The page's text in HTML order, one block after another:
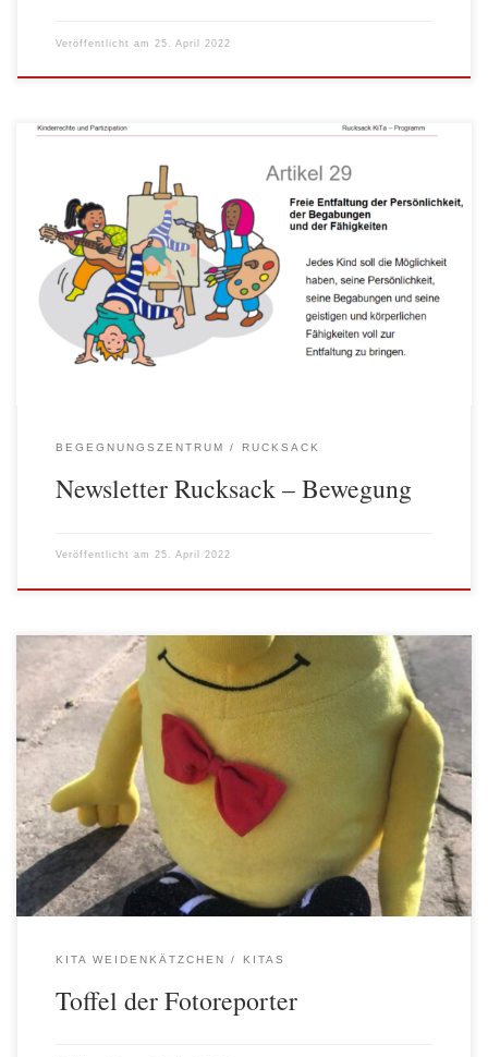
Veröffentlicht am 25. April 2022
Nach unserem letzten Thema „Körper“ schließt ein verwandtes
Thema an „die Bewegung“. Daher gibt es einen neuen Rucksack
Newsletter mit schönen Ideen um gemeinsam in den Dialog zu
kommen. Sehr passend sind dazu auch die Bildkarten aus unserem
neuen Material „Kinderrechte und Partizipation“.
https://www.awo-spree-wuhle.de/wp-content/uploads/2022/04/22-
04_bgz-rucksack_newsletter_-Bewegung.pdf
BEGEGNUNGSZENTRUM RUCKSACK
Newsletter Rucksack – Bewegung
Veröffentlicht am 25. April 2022
Die Kita Weidenkätzchen hat ein neues Mitglied. Toffel ist ein
Plüschtier, dass in Zukunft jedes Kind aus der Krippe zu Hause
besuchen wird, um die Familien kennenzulernen. Seine Eindrücke
wird er in Fotos festhalten und mit in die Kita bringen, wo sie bei
der Arbeit genutzt werden sollen, zum Beispiel […]
KITA WEIDENKÄTZCHEN KITAS
Toffel der Fotoreporter